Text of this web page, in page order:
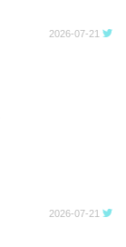
2026-07-21
2026-07-21